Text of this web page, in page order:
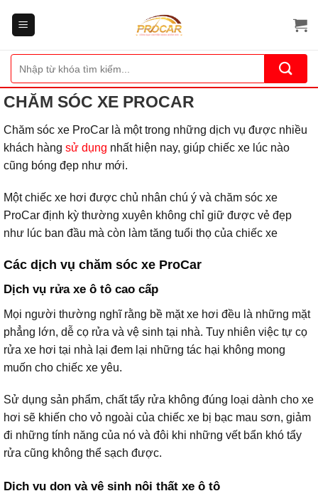
kiếm:
CHĂM SÓC XE PROCAR
Chăm sóc xe ProCar là một trong những dịch vụ được nhiều
khách hàng sử dụng nhất hiện nay, giúp chiếc xe lúc nào
cũng bóng đẹp như mới.
Một chiếc xe hơi được chủ nhân chú ý và chăm sóc xe
ProCar định kỳ thường xuyên không chỉ giữ được vẻ đẹp
như lúc ban đầu mà còn làm tăng tuổi thọ của chiếc xe
Các dịch vụ chăm sóc xe ProCar
Dịch vụ rửa xe ô tô cao cấp
Mọi người thường nghĩ rằng bề mặt xe hơi đều là những mặt
phẳng lớn, dễ cọ rửa và vệ sinh tại nhà. Tuy nhiên việc tự cọ
rửa xe hơi tại nhà lại đem lại những tác hại không mong
muốn cho chiếc xe yêu.
Sử dụng sản phẩm, chất tẩy rửa không đúng loại dành cho xe
hơi sẽ khiến cho vỏ ngoài của chiếc xe bị bạc mau sơn, giảm
đi những tính năng của nó và đôi khi những vết bẩn khó tẩy
rửa cũng không thể sạch được.
Dịch vụ dọn và vệ sinh nội thất xe ô tô